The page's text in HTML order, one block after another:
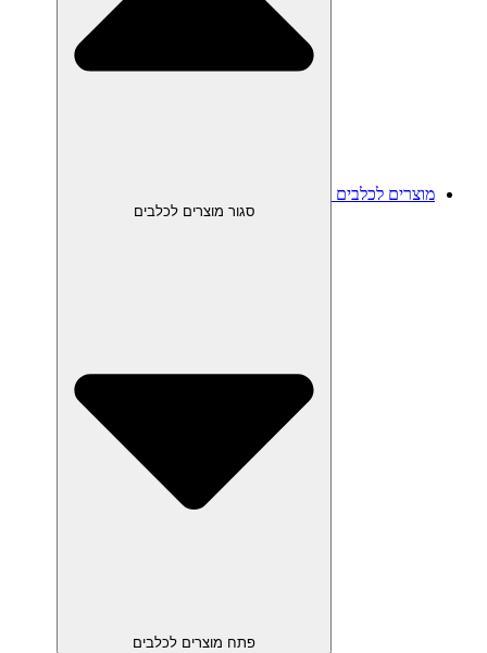
מוצרים לכלבים
סגור מוצרים לכלבים
פתח מוצרים לכלבים